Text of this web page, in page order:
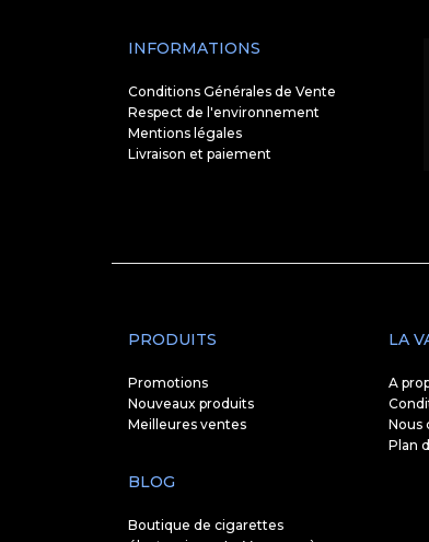
INFORMATIONS
Conditions Générales de Vente
Respect de l'environnement
Mentions légales
Livraison et paiement
PRODUITS
Promotions
Nouveaux produits
Meilleures ventes
LA
A
Nous
Plan
BLOG
Boutique de cigarettes